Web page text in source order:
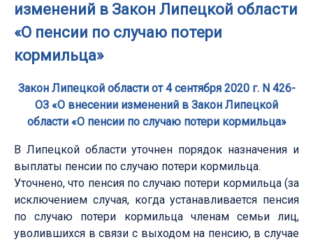
изменений в Закон Липецкой области
«О пенсии по случаю потери
кормильца»
Закон Липецкой области от 4 сентября 2020 г. N 426-
ОЗ «О внесении изменений в Закон Липецкой
области «О пенсии по случаю потери кормильца»
В Липецкой области уточнен порядок назначения и
выплаты пенсии по случаю потери кормильца.
Уточнено, что пенсия по случаю потери кормильца (за
исключением случая, когда устанавливается пенсия
по случаю потери кормильца членам семьи лиц,
уволившихся в связи с выходом на пенсию, в случае